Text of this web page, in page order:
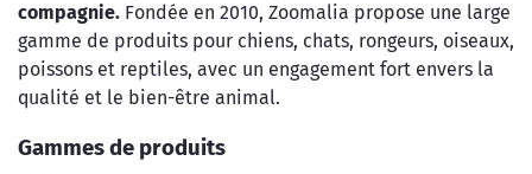
compagnie. Fondée en 2010, Zoomalia propose une large
gamme de produits pour chiens, chats, rongeurs, oiseaux,
poissons et reptiles, avec un engagement fort envers la
qualité et le bien-être animal.
Gammes de produits